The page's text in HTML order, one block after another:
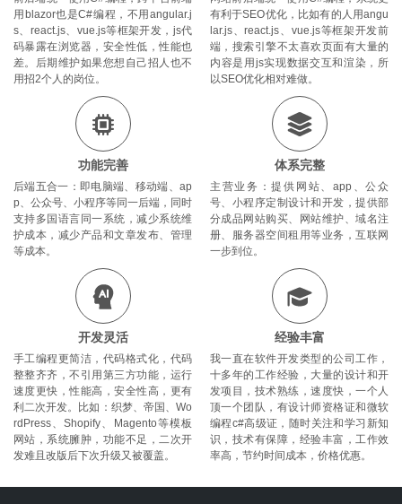
用blazor也是C#编程，不用angular.j
s、react.js、vue.js等框架开发，js代
码暴露在浏览器，安全性低，性能也
差。后期维护如果您想自己招人也不
用招2个人的岗位。
有利于SEO优化，比如有的人用angu
lar.js、react.js、vue.js等框架开发前
端，搜索引擎不太喜欢页面有大量的
内容是用js实现数据交互和渲染，所
以SEO优化相对难做。
功能完善
后端五合一：即电脑端、移动端、ap
p、公众号、小程序等同一后端，同时
支持多国语言同一系统，减少系统维
护成本，减少产品和文章发布、管理
等成本。
体系完整
主营业务：提供网站、app、公众
号、小程序定制设计和开发，提供部
分成品网站购买、网站维护、域名注
册、服务器空间租用等业务，互联网
一步到位。
开发灵活
手工编程更简洁，代码格式化，代码
整整齐齐，不引用第三方功能，运行
速度更快，性能高，安全性高，更有
利二次开发。比如：织梦、帝国、Wo
rdPress、Shopify、Magento等模板
网站，系统臃肿，功能不足，二次开
发难且改版后下次升级又被覆盖。
经验丰富
我一直在软件开发类型的公司工作，
十多年的工作经验，大量的设计和开
发项目，技术熟练，速度快，一个人
顶一个团队，有设计师资格证和微软
编程c#高级证，随时关注和学习新知
识，技术有保障，经验丰富，工作效
率高，节约时间成本，价格优惠。